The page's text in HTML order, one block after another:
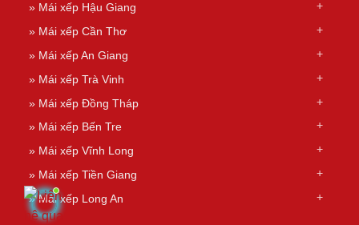
» Mái xếp Hậu Giang
» Mái xếp Cần Thơ
» Mái xếp An Giang
» Mái xếp Trà Vinh
» Mái xếp Đồng Tháp
» Mái xếp Bến Tre
» Mái xếp Vĩnh Long
» Mái xếp Tiền Giang
»Mái xếp Long An